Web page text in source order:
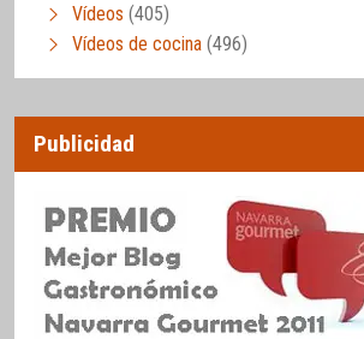
Vídeos (405)
Vídeos de cocina (496)
Publicidad